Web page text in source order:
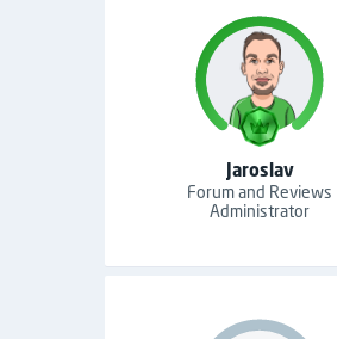
Jaroslav
Forum and Reviews
Administrator